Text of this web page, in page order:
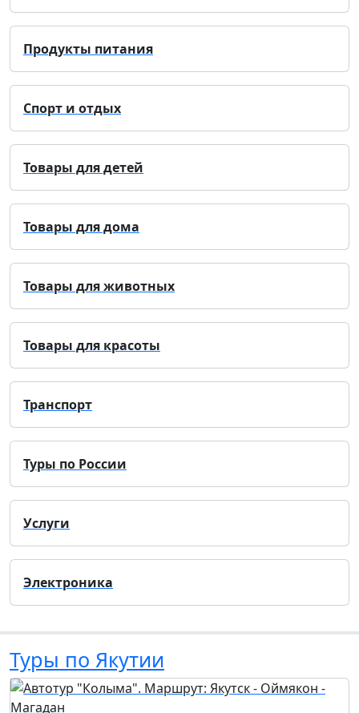
Продукты питания
Спорт и отдых
Товары для детей
Товары для дома
Товары для животных
Товары для красоты
Транспорт
Туры по России
Услуги
Электроника
Туры по Якутии